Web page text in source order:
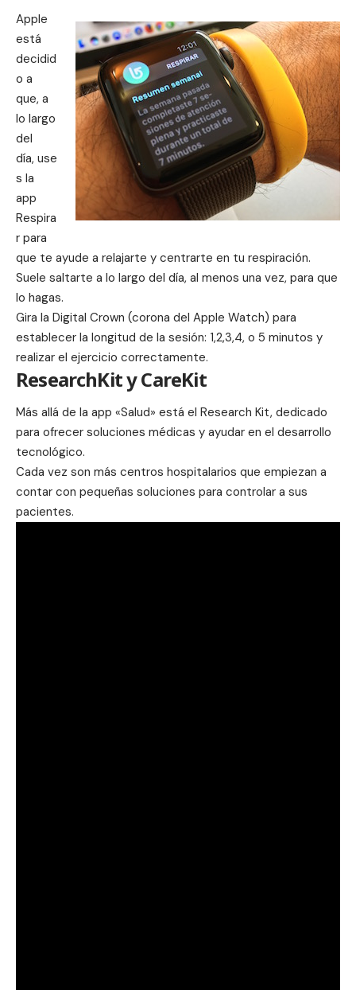
Apple
está
decidid
o a
que, a
lo largo
del
día, use
s la
app
Respira
r para
que te ayude a relajarte y centrarte en tu respiración.
Suele saltarte a lo largo del día, al menos una vez, para que
lo hagas.
Gira la Digital Crown (corona del Apple Watch) para
establecer la longitud de la sesión: 1,2,3,4, o 5 minutos y
realizar el ejercicio correctamente.
ResearchKit y CareKit
Más allá de la app «Salud» está el Research Kit, dedicado
para ofrecer soluciones médicas y ayudar en el desarrollo
tecnológico.
Cada vez son más centros hospitalarios que empiezan a
contar con pequeñas soluciones para controlar a sus
pacientes.